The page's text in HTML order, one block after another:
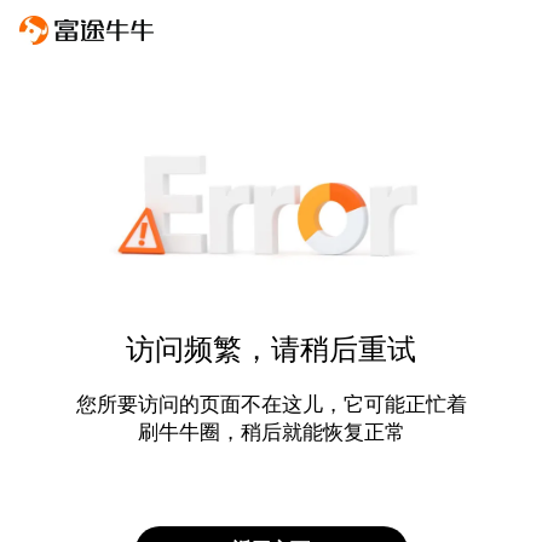
访问频繁，请稍后重试
您所要访问的页面不在这儿，它可能正忙着
刷牛牛圈，稍后就能恢复正常